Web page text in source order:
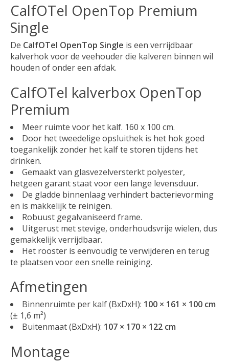
CalfOTel OpenTop Premium
Single
De CalfOTel OpenTop Single is een verrijdbaar
kalverhok voor de veehouder die kalveren binnen wil
houden of onder een afdak.
CalfOTel kalverbox OpenTop
Premium
Meer ruimte voor het kalf. 160 x 100 cm.
Door het tweedelige opsluithek is het hok goed
toegankelijk zonder het kalf te storen tijdens het
drinken.
Gemaakt van glasvezelversterkt polyester,
hetgeen garant staat voor een lange levensduur.
De gladde binnenlaag verhindert bacterievorming
en is makkelijk te reinigen.
Robuust gegalvaniseerd frame.
Uitgerust met stevige, onderhoudsvrije wielen, dus
gemakkelijk verrijdbaar.
Het rooster is eenvoudig te verwijderen en terug
te plaatsen voor een snelle reiniging.
Afmetingen
Binnenruimte per kalf (BxDxH): 100 × 161 × 100 cm
(± 1,6 m²)
Buitenmaat (BxDxH): 107 × 170 × 122 cm
Montage